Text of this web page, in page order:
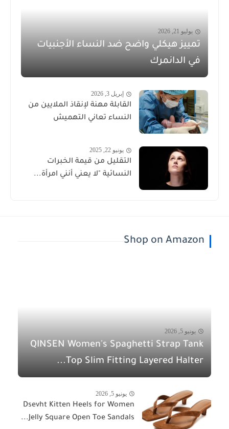
يوليو 21, 2026
تمييز هيكلي واضح ضد النساء الأجنبيات
في الدانمرك
إبريل 3, 2026
القابلة مهنة لإنقاذ الملايين من
النساء تعاني التهميش
يونيو 22, 2025
التقليل من قيمة الخبرات
النسائية "لا يعني أنني امرأة...
Shop on Amazon
يونيو 5, 2026
QINSEN Women's Spaghetti Strap Tank
Top Slim Fitting Layered Halter...
يونيو 5, 2026
Dsevht Kitten Heels for Women
Jelly Square Open Toe Sandals...